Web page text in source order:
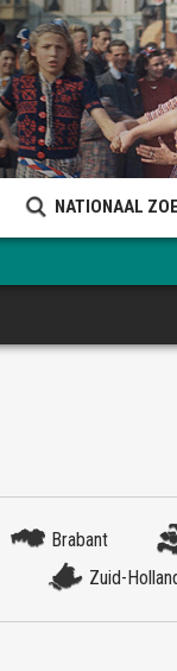
NATIONAAL
Brabant
Zuid-